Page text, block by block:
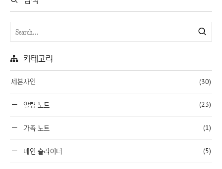
카테고리
세븐사인 (30)
알림 노트 (23)
가족 노트 (1)
메인 슬라이더 (5)